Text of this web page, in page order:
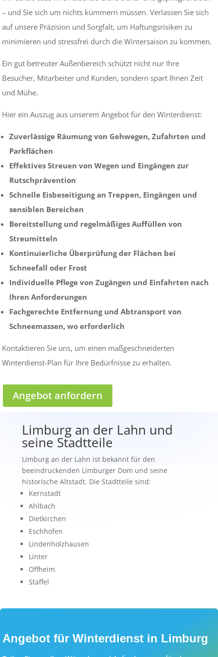
– und Sie sich um nichts kümmern müssen. Verlassen Sie sich
auf unsere Präzision und Sorgfalt, um Haftungsrisiken zu
minimieren und stressfrei durch die Wintersaison zu kommen.
Ein gut betreuter Außenbereich schützt nicht nur Ihre
Besucher, Mitarbeiter und Kunden, sondern spart Ihnen Zeit
und Mühe.
Hier ein Auszug aus unserem Angebot für den Winterdienst:
Zuverlässige Räumung von Gehwegen, Zufahrten und
Parkflächen
Effektives Streuen von Wegen und Eingängen zur
Rutschprävention
Schnelle Eisbeseitigung an Treppen, Eingängen und
sensiblen Bereichen
Bereitstellung und regelmäßiges Auffüllen von
Streumitteln
Kontinuierliche Überprüfung der Flächen bei
Schneefall oder Frost
Individuelle Pflege von Zugängen und Einfahrten nach
Ihren Anforderungen
Fachgerechte Entfernung und Abtransport von
Schneemassen, wo erforderlich
Kontaktieren Sie uns, um einen maßgeschneiderten
Winterdienst-Plan für Ihre Bedürfnisse zu erhalten.
Angebot anfordern
Limburg an der Lahn und
seine Stadtteile
Limburg an der Lahn ist bekannt für den
beeindruckenden Limburger Dom und seine
historische Altstadt. Die Stadtteile sind:
Kernstadt
Ahlbach
Dietkirchen
Eschhofen
Lindenholzhausen
Linter
Offheim
Staffel
Angebot für Winterdienst in Limburg